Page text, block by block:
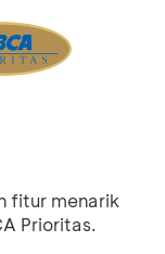
fitur menarik
Prioritas.